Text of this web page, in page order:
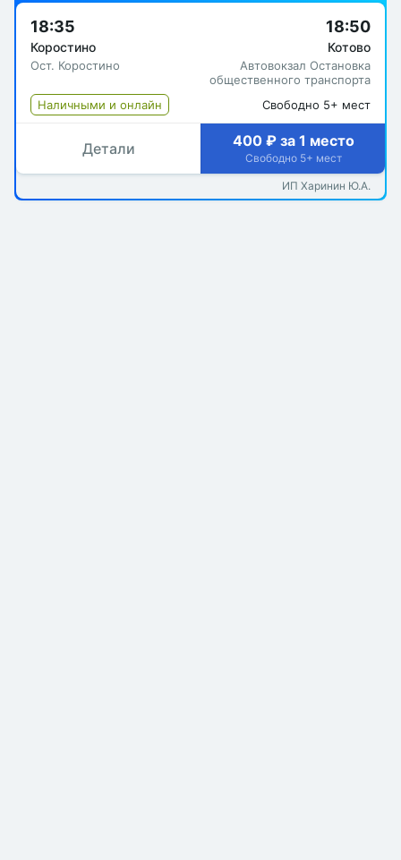
18:35
Коростино
Ост. Коростино
18:50
Котово
Автовокзал Остановка
общественного транспорта
Наличными и онлайн
Свободно 5+ мест
Детали 400 ₽ за 1 место
Свободно 5+ мест
ИП Харинин Ю.А.